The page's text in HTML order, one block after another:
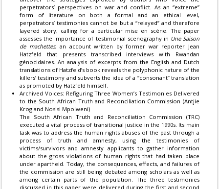
perpetrators’ perspectives on war and conflict. As an “extreme”
form of literature on both a formal and an ethical level,
perpetrators’ testimonies cannot be but a “relayed” and therefore
layered story, calling for a particular mise en scène. The paper
assesses the importance of testimonial scenography in Une Saison
de machettes, an account written by former war reporter Jean
Hatzfeld that presents transcribed interviews with Rwandan
génocidaires. An analysis of excerpts from the English and Dutch
translations of Hatzfeld’s book reveals the polyphonic nature of the
killers’ testimony and subverts the idea of a “consonant” translation
as promoted by Hatzfeld himself.
Archived Voices: Refiguring Three Women’s Testimonies Delivered
to the South African Truth and Reconciliation Commission (Antjie
Krog and Nosisi Mpolweni)
The South African Truth and Reconciliation Commission (TRC)
executed a vital process of transitional justice in the 1990s. Its main
task was to address the human rights abuses of the past through a
process of truth and amnesty, using the testimonies of
victims/survivors and amnesty applicants to gather information
about the gross violations of human rights that had taken place
under apartheid. Today, the consequences, effects, and failures of
the commission are still being debated among scholars as well as
among certain parts of the population. The three testimonies
discussed in this paper were delivered during the first and second